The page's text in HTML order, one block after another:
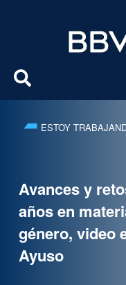
ESTOY
Avances y
años en
género, video
Ayuso